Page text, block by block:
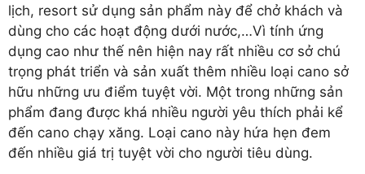
lịch, resort sử dụng sản phẩm này để chở khách và
dùng cho các hoạt động dưới nước,…Vì tính ứng
dụng cao như thế nên hiện nay rất nhiều cơ sở chú
trọng phát triển và sản xuất thêm nhiều loại cano sở
hữu những ưu điểm tuyệt vời. Một trong những sản
phẩm đang được khá nhiều người yêu thích phải kể
đến cano chạy xăng. Loại cano này hứa hẹn đem
đến nhiều giá trị tuyệt vời cho người tiêu dùng.